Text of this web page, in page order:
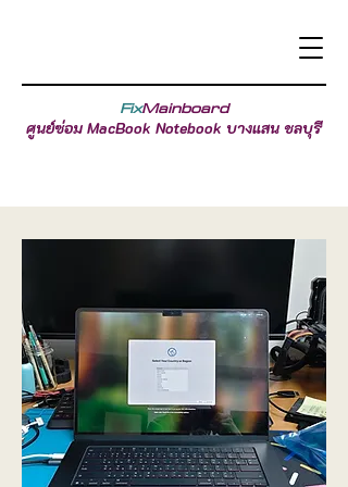
FixMainboard
ศูนย์ซ่อม MacBook Notebook บางแสน ชลบุรี